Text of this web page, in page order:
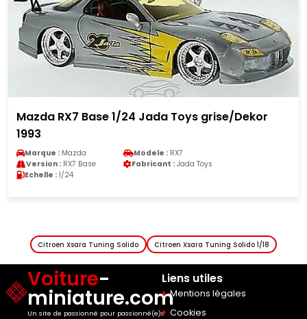
24 Jada Toys grise/Dekor
Modele :RX7
Fabricant : Jada Toys
Ferrari 275 GTS 1/
Version :
Citroen Xsara Tuning Solido Citroen Xsara Tuning Solido 1/18
Voiture-
miniature.com
Un site de passionné pour passionné(e)s
Liens utiles
Mentions légales
Cookies